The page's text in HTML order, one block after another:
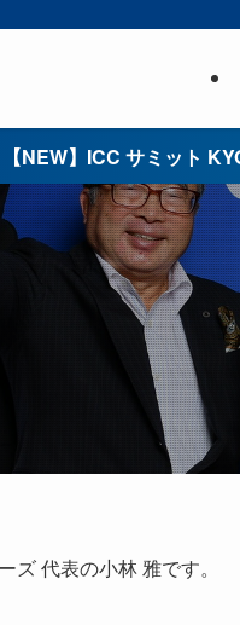
【NEW】ICC サミット
ズ 代表の小林 雅です。